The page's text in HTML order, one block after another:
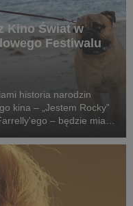
Kino Świat w
Festiwalu
historia narodzin
kina – „Jestem Rocky”
– będzie miała
k...